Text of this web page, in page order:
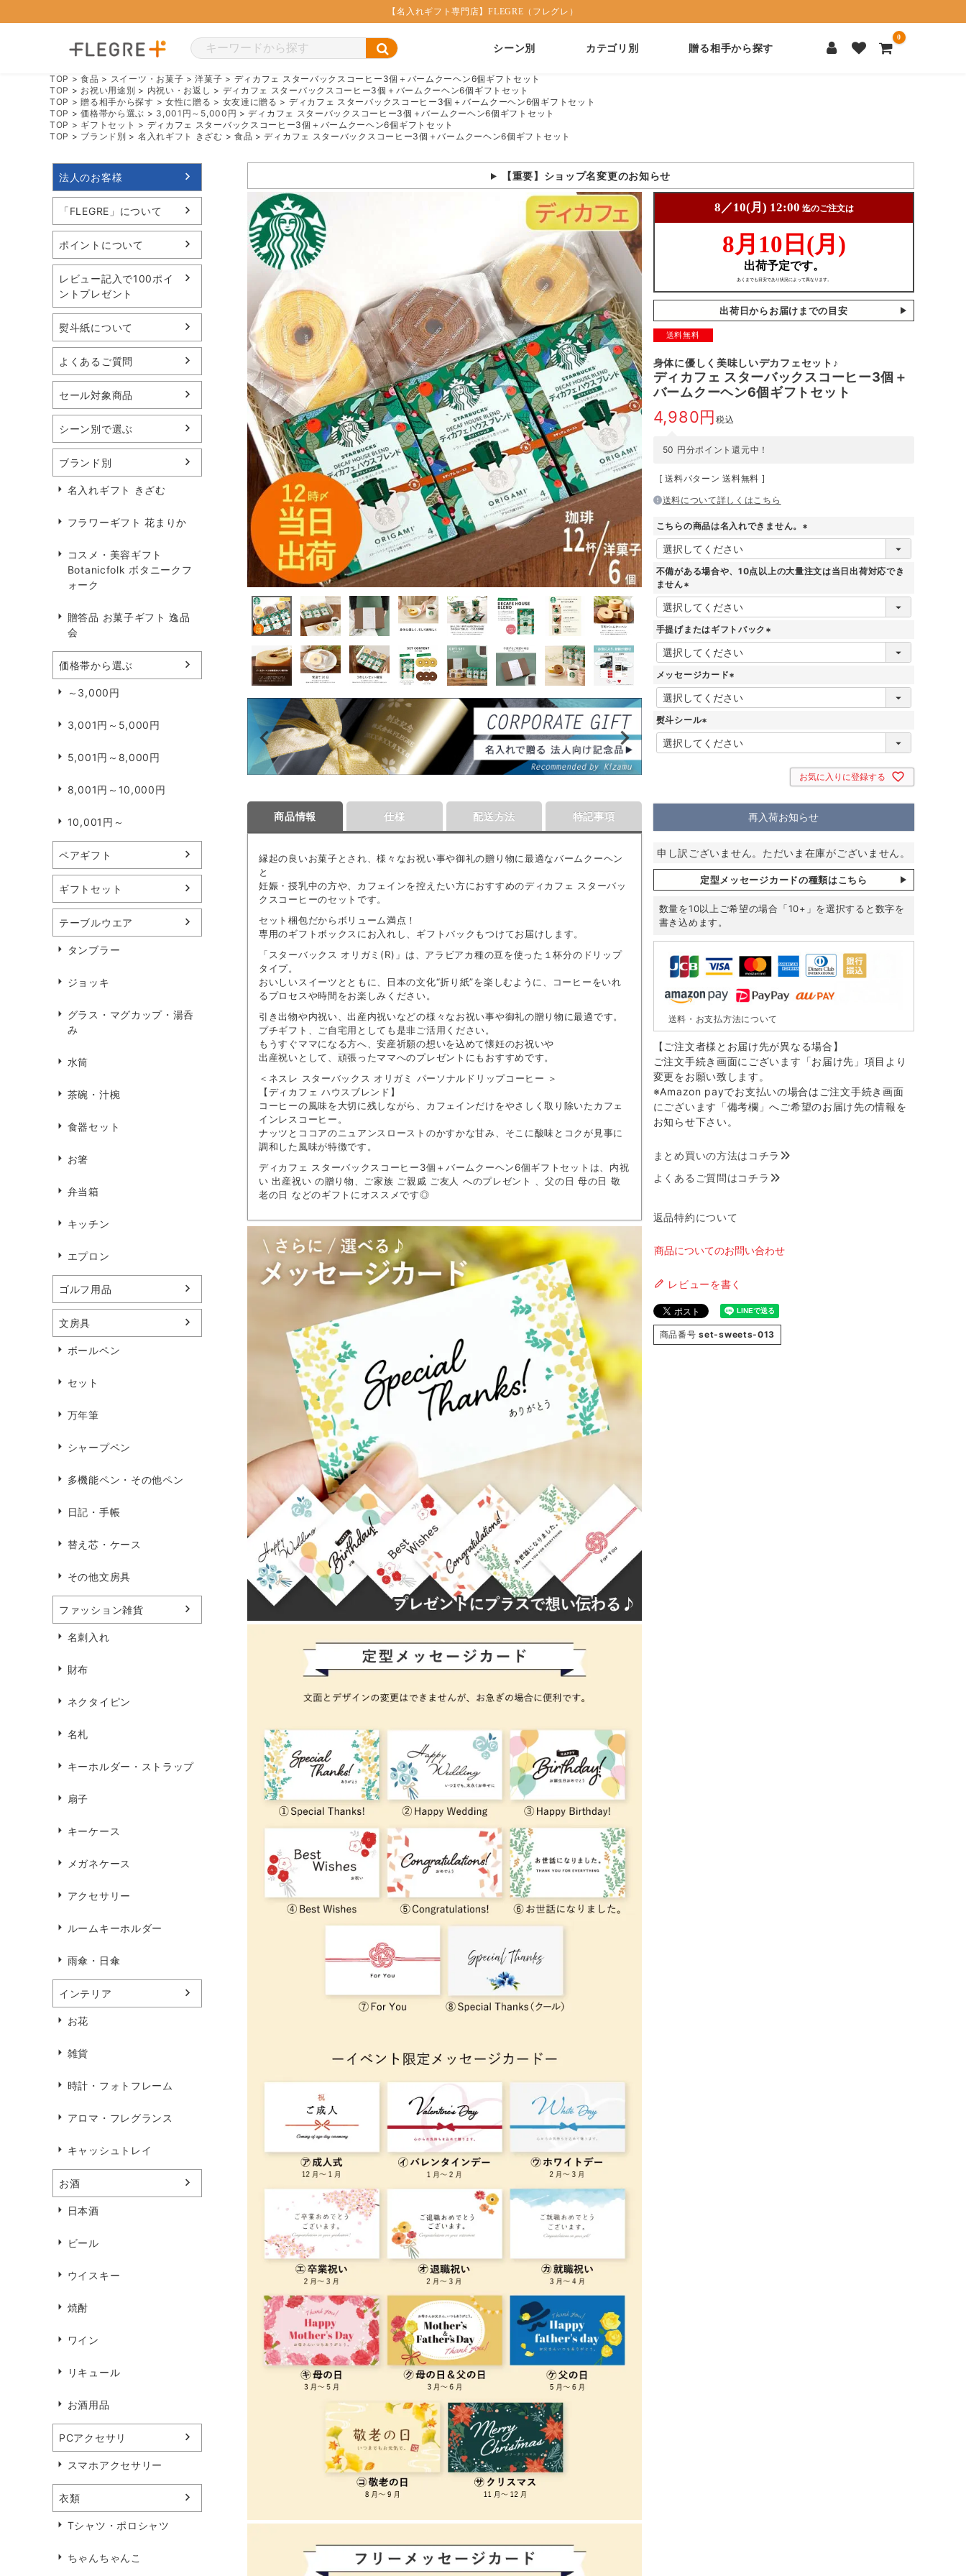
【名入れギフト専門店】FLEGRE（フレグレ）
シーン別 カテゴリ別 贈る相手から探す
0
TOP 食品 スイーツ・お菓子 洋菓子
ディカフェ スターバックスコーヒー3個＋バームクーヘン6個ギフトセット
TOP
お祝い用途別 内祝い・お返し
ディカフェ スターバックスコーヒー3個＋バームクーヘン6個ギフトセット
TOP
贈る相手から探す 女性に贈る 女友達に贈る
ディカフェ スターバックスコーヒー3個＋バームクーヘン6個ギフトセット
TOP
価格帯から選ぶ 3,001円～5,000円
ディカフェ スターバックスコーヒー3個＋バームクーヘン6個ギフトセット
TOP
ギフトセット
ディカフェ スターバックスコーヒー3個＋バームクーヘン6個ギフトセット
TOP
ブランド別 名入れギフト きざむ 食品 ディカフェ スターバックスコーヒー3個＋バームクーヘン6個ギフトセット
法人のお客様
「FLEGRE」について
ポイントについて
レビュー記入で100ポイ
ントプレゼント
熨斗紙について
よくあるご質問
セール対象商品
シーン別で選ぶ
ブランド別
名入れギフト きざむ
フラワーギフト 花まりか
コスメ・美容ギフト
Botanicfolk ボタニークフ
ォーク
贈答品 お菓子ギフト 逸品
会
価格帯から選ぶ
～3,000円
3,001円～5,000円
5,001円～8,000円
8,001円～10,000円
10,001円～
ペアギフト
ギフトセット
テーブルウエア
タンブラー
ジョッキ
グラス・マグカップ・湯呑
み
水筒
茶碗・汁椀
食器セット
お箸
弁当箱
キッチン
エプロン
ゴルフ用品
文房具
ボールペン
セット
万年筆
シャープペン
多機能ペン・その他ペン
日記・手帳
替え芯・ケース
その他文房具
ファッション雑貨
名刺入れ
財布
ネクタイピン
名札
キーホルダー・ストラップ
扇子
キーケース
メガネケース
アクセサリー
ルームキーホルダー
雨傘・日傘
インテリア
お花
雑貨
時計・フォトフレーム
アロマ・フレグランス
キャッシュトレイ
お酒
日本酒
ビール
ウイスキー
焼酎
ワイン
リキュール
お酒用品
PCアクセサリ
スマホアクセサリー
衣類
Tシャツ・ポロシャツ
ちゃんちゃんこ
【重要】ショップ名変更のお知らせ
商品情報
縁起の良いお菓子とされ、様々なお祝い事や御礼の贈り物に最適なバームクーヘン
と
妊娠・授乳中の方や、カフェインを控えたい方におすすめのディカフェ スターバッ
クスコーヒーのセットです。
セット梱包だからボリューム満点！
専用のギフトボックスにお入れし、ギフトバックもつけてお届けします。
「スターバックス オリガミ(R)」は、アラビアカ種の豆を使った１杯分のドリップ
タイプ。
おいしいスイーツとともに、日本の文化“折り紙”を楽しむように、コーヒーをいれ
るプロセスや時間をお楽しみください。
引き出物や内祝い、出産内祝いなどの様々なお祝い事や御礼の贈り物に最適です。
プチギフト、ご自宅用としても是非ご活用ください。
もうすぐママになる方へ、安産祈願の想いを込めて懐妊のお祝いや
出産祝いとして、頑張ったママへのプレゼントにもおすすめです。
＜ネスレ スターバックス オリガミ パーソナルドリップコーヒー ＞
【ディカフェ ハウスブレンド】
コーヒーの風味を大切に残しながら、カフェインだけをやさしく取り除いたカフェ
インレスコーヒー。
ナッツとココアのニュアンスローストのかすかな甘み、そこに酸味とコクが見事に
調和した風味が特徴です。
ディカフェ スターバックスコーヒー3個＋バームクーヘン6個ギフトセットは、内祝
い 出産祝い の贈り物、ご家族 ご親戚 ご友人 へのプレゼント 、父の日 母の日 敬
老の日 などのギフトにオススメです◎
仕様 配送方法 特記事項
出荷日からお届けまでの目安
送料無料
身体に優しく美味しいデカフェセット♪
ディカフェ スターバックスコーヒー3個＋
バームクーヘン6個ギフトセット
4,980 税込
50 円分ポイント還元中！
送料パターン 送料無料
送料について詳しくはこちら
こちらの商品は名入れできません。
(
須
不備がある場合や、10点以上の大量注文は当日出荷対応でき
ません
(
必
須
手提げまたはギフトバック
(
メッセージカード
(
必
熨斗シール
(
必
お気に入りに登録する
再入荷お知らせ
申し訳ございません。ただいま在庫がございません。
定型メッセージカードの種類はこちら
数量を10以上ご希望の場合「10+」を選択すると数字を
書き込めます。
送料・お支払方法について
【ご注文者様とお届け先が異なる場合】
ご注文手続き画面にございます「お届け先」項目より
変更をお願い致します。
※Amazon payでお支払いの場合はご注文手続き画面
にございます「備考欄」へご希望のお届け先の情報を
お知らせ下さい。
まとめ買いの方法はコチラ
よくあるご質問はコチラ
返品特約について
商品についてのお問い合わせ
レビューを書く
商品番号 set-sweets-013